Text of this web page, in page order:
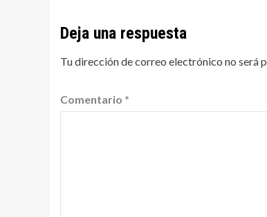
Deja una respuesta
Tu dirección de correo electrónico no será
Comentario *